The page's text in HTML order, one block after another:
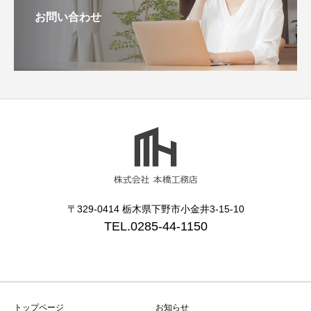
お問い合わせ
〒329-0414 栃木県下野市小金井3-15-10
TEL.0285-44-1150
トップページ お知らせ